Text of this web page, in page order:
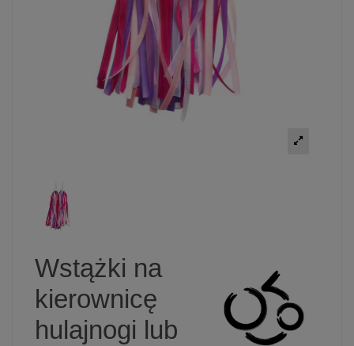
Wstążki na
kierownicę
hulajnogi lub